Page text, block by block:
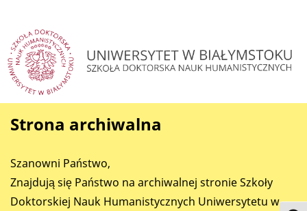
Strona archiwalna
Szanowni Państwo,
Znajdują się Państwo na archiwalnej stronie Szkoły
Doktorskiej Nauk Humanistycznych Uniwersytetu w